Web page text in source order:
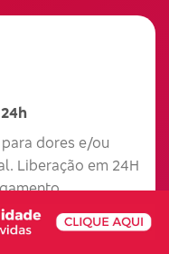
dores e/ou
Liberação em 24H